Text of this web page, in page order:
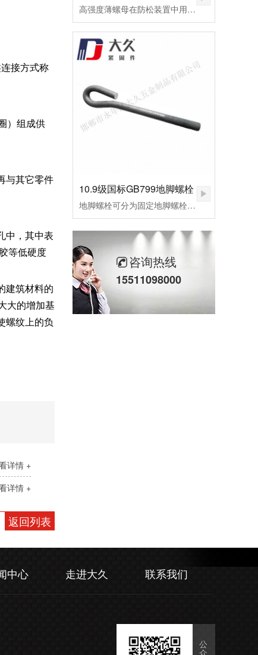
接方式称
）组成供
与其它零件
中，其中表
等低硬度
建筑材料的
大的增加基
螺纹上的负
详情 +
详情 +
返回列表
高强度薄螺母在防松装置中用作副螺母，起锁紧作用，或用于螺纹连接副主要承受剪切力的地方。用高强度钢制造的，或者需要施以较大预紧力的螺母，皆可称为高强度螺母。高强度螺母多用于桥梁、钢轨、高压及超高压设备的连接。这种螺母的断裂多为脆性断裂。应用于超高压设备上的高强度螺母，为了保证容器的密封，需要施以较大的预应力。当今大飞机、大型发电设备、汽车、高速火车、大型船舶、大型成套设备等为代表的先进制造已将进入重要的发展方向。由此，紧固件将进入重要的发展阶段。高强度薄螺母用于重要机械的连接，反复的拆装或各式的安装扭矩法对高强度薄螺母要求极高。因此，对其表面状况及螺纹精度的好坏，将直接影响主机的使用寿命及安全。为了改善摩擦系数，避免在使用过程中出现锈蚀、咬死或卡住，技术要求规定其表面应进行镍磷镀处理。镀层厚度保证在0.02～0.03mm范围内，镀层均匀，致密、无针孔等。
10.9级国标GB799地脚螺栓
地脚螺栓可分为固定地脚螺栓、活动地脚螺栓，胀锚地脚螺栓，和粘接地脚螺栓，其中根据外形不同，L型预埋螺栓，9字预埋螺栓，焊接预埋螺栓，地板预埋螺栓。应用行业：适用于各种设备固定、钢结构基础预埋件、路灯、交通指示牌、泵、锅炉安装、重型设备预埋固定等。
咨询热线
15511098000
中心 走进大久 联系我们
公